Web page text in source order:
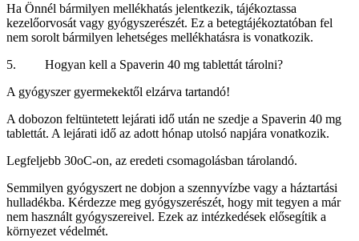
Ha Önnél bármilyen mellékhatás jelentkezik, tájékoztassa
kezelőorvosát vagy gyógyszerészét. Ez a betegtájékoztatóban fel
nem sorolt bármilyen lehetséges mellékhatásra is vonatkozik.
5. Hogyan kell a Spaverin 40 mg tablettát tárolni?
A gyógyszer gyermekektől elzárva tartandó!
A dobozon feltüntetett lejárati idő után ne szedje a Spaverin 40 mg
tablettát. A lejárati idő az adott hónap utolsó napjára vonatkozik.
Legfeljebb 30oC-on, az eredeti csomagolásban tárolandó.
Semmilyen gyógyszert ne dobjon a szennyvízbe vagy a háztartási
hulladékba. Kérdezze meg gyógyszerészét, hogy mit tegyen a már
nem használt gyógyszereivel. Ezek az intézkedések elősegítik a
környezet védelmét.